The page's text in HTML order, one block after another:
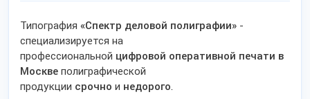
Типография «Спектр деловой полиграфии» -
специализируется на
профессиональной цифровой оперативной печати в
Москве полиграфической
продукции срочно и недорого.